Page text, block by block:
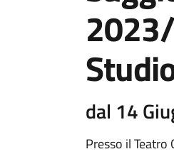
dal 14
Presso il Teatro